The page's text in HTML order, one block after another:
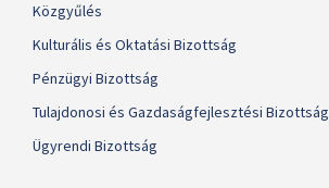
Közgyűlés
Kulturális és Oktatási Bizottság
Pénzügyi Bizottság
Tulajdonosi és Gazdaságfejlesztési Bizottság
Ügyrendi Bizottság